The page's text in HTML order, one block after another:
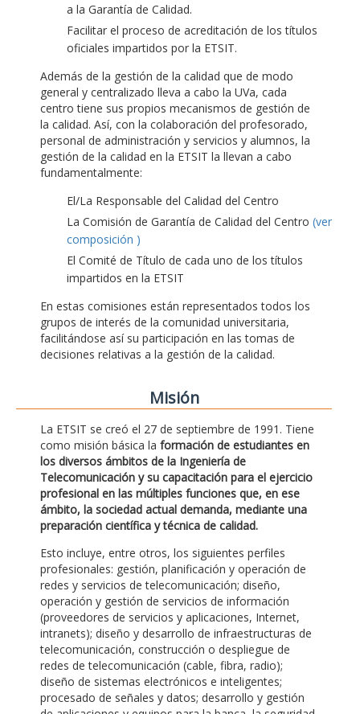
a la Garantía de Calidad.
Facilitar el proceso de acreditación de los títulos
oficiales impartidos por la ETSIT.
Además de la gestión de la calidad que de modo
general y centralizado lleva a cabo la UVa, cada
centro tiene sus propios mecanismos de gestión de
la calidad. Así, con la colaboración del profesorado,
personal de administración y servicios y alumnos, la
gestión de la calidad en la ETSIT la llevan a cabo
fundamentalmente:
El/La Responsable del Calidad del Centro
La Comisión de Garantía de Calidad del Centro (ver
composición )
El Comité de Título de cada uno de los títulos
impartidos en la ETSIT
En estas comisiones están representados todos los
grupos de interés de la comunidad universitaria,
facilitándose así su participación en las tomas de
decisiones relativas a la gestión de la calidad.
Misión
La ETSIT se creó el 27 de septiembre de 1991. Tiene
como misión básica la formación de estudiantes en
los diversos ámbitos de la Ingeniería de
Telecomunicación y su capacitación para el ejercicio
profesional en las múltiples funciones que, en ese
ámbito, la sociedad actual demanda, mediante una
preparación científica y técnica de calidad.
Esto incluye, entre otros, los siguientes perfiles
profesionales: gestión, planificación y operación de
redes y servicios de telecomunicación; diseño,
operación y gestión de servicios de información
(proveedores de servicios y aplicaciones, Internet,
intranets); diseño y desarrollo de infraestructuras de
telecomunicación, construcción o despliegue de
redes de telecomunicación (cable, fibra, radio);
diseño de sistemas electrónicos e inteligentes;
procesado de señales y datos; desarrollo y gestión